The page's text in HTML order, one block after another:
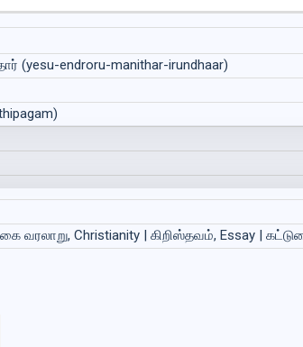
(yesu-endroru-manithar-irundhaar)
வரலாறு, Christianity | கிறிஸ்தவம், Essay |